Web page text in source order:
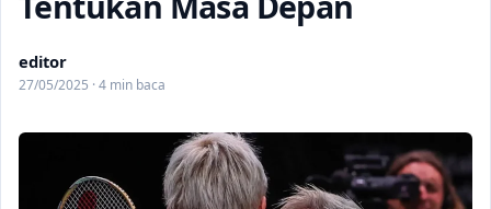
editor
27/05/2025 · 4 min baca